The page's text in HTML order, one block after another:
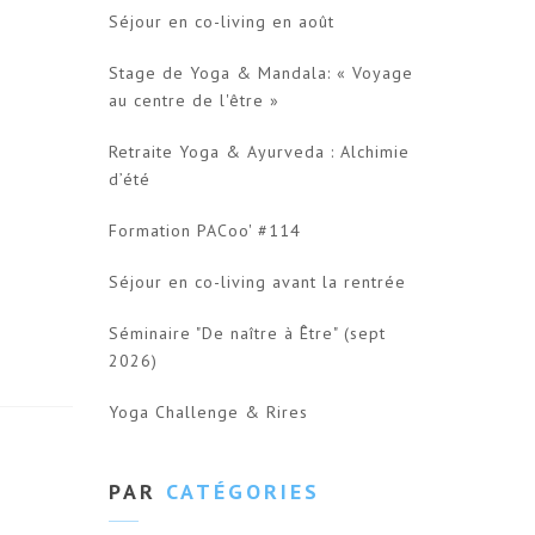
Séjour en co-living en août
Stage de Yoga & Mandala: « Voyage
au centre de l'être »
Retraite Yoga & Ayurveda : Alchimie
d’été
Formation PACoo' #114
Séjour en co-living avant la rentrée
Séminaire "De naître à Être" (sept
2026)
Yoga Challenge & Rires
PAR CATÉGORIES